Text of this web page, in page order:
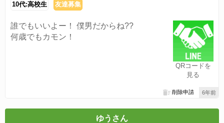
10代:高校生 友達募集
QRコードを
見る
誰でもいいよー！ 僕男だからね??
何歳でもカモン！
6年前
削除申請
ゆうさん